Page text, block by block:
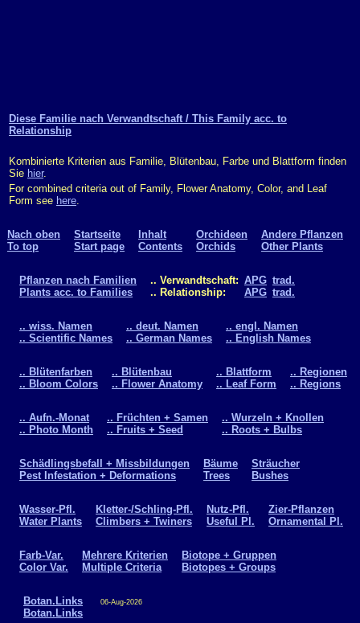
Diese Familie nach Verwandtschaft / This Family acc. to
Relationship
Kombinierte Kriterien aus Familie, Blütenbau, Farbe und Blattform finden
Sie hier.
For combined criteria out of Family, Flower Anatomy, Color, and Leaf
Form see here.
Nach oben
To top
Startseite
Start page
Inhalt
Contents
Orchideen
Orchids
Andere Pflanzen
Other Plants
Pflanzen nach Familien
Plants acc. to Families
.. Verwandtschaft:
.. Relationship:
APG
APG
trad.
trad.
.. wiss. Namen
.. Scientific Names
.. deut. Namen
.. German Names
.. engl. Namen
.. English Names
.. Blütenfarben
.. Bloom Colors
.. Blütenbau
.. Flower Anatomy
.. Blattform
.. Leaf Form
.. Regionen
.. Regions
.. Aufn.-Monat
.. Photo Month
.. Früchten + Samen
.. Fruits + Seed
.. Wurzeln + Knollen
.. Roots + Bulbs
Schädlingsbefall + Missbildungen
Pest Infestation + Deformations
Bäume
Trees
Sträucher
Bushes
Wasser-Pfl.
Water Plants
Kletter-/Schling-Pfl.
Climbers + Twiners
Nutz-Pfl.
Useful Pl.
Zier-Pflanzen
Ornamental Pl.
Farb-Var.
Color Var.
Mehrere Kriterien
Multiple Criteria
Biotope + Gruppen
Biotopes + Groups
Botan.Links
Botan.Links
06-Aug-2026